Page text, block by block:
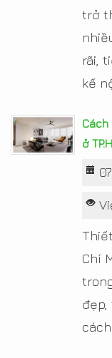
trở
rãi,
kế
ở
Chí
đẹp,